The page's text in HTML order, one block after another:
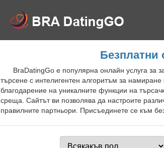
Безплатни
BraDatingGo е популярна онлайн услуга за
търсене с интелигентен алгоритъм за
благодарение на уникалните функции на
среща. Сайтът ви позволява да настроите
правилните партньори. Присъединете се към